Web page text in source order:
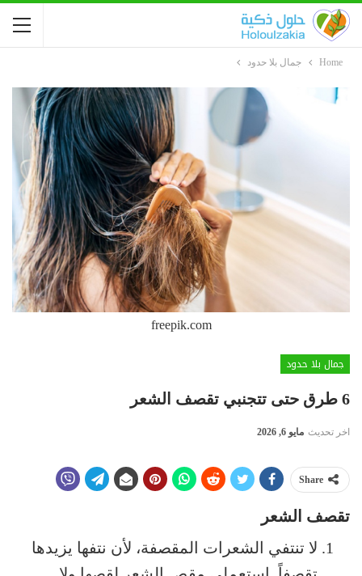
Home جمال بلا حدود
freepik.com
جمال بلا حدود
6 طرق حتى تتجنبي تقصف الشعر
اخر تحديث مايو 6, 2026
Share
تقصف الشعر
لا تنتفي الشعرات المقصفة، لأن نتفها يزيدها